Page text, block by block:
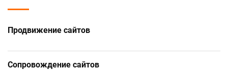
Продвижение сайтов
Сопровождение сайтов